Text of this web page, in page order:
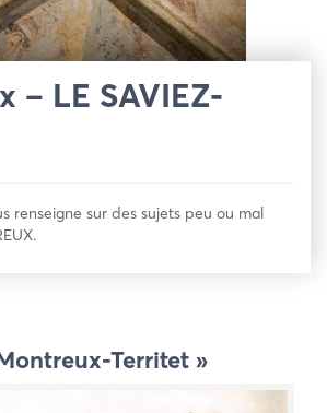
– LE SAVIEZ-
renseigne sur des sujets peu ou mal
Territet »